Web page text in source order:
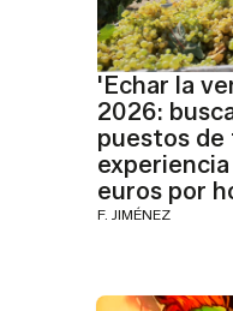
'Echar la
2026:
puestos de
euros por
F. JIMÉNEZ